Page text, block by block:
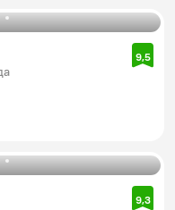
9,5
9,3